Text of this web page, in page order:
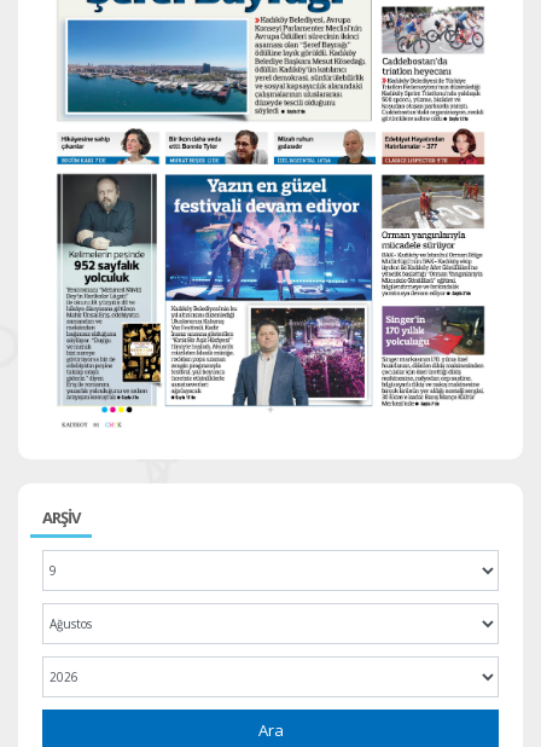
ARŞİV
Ara